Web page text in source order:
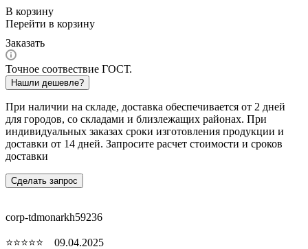
В корзину
Перейти в корзину
Заказать
Точное соотвествие ГОСТ.
Нашли дешевле?
При наличии на складе, доставка обеспечивается от 2 дней
для городов, со складами и близлежащих районах. При
индивидуальных заказах сроки изготовления продукции и
доставки от 14 дней. Запросите расчет стоимости и сроков
доставки
Сделать запрос
corp-tdmonarkh59236
⭐⭐⭐⭐⭐ 09.04.2025